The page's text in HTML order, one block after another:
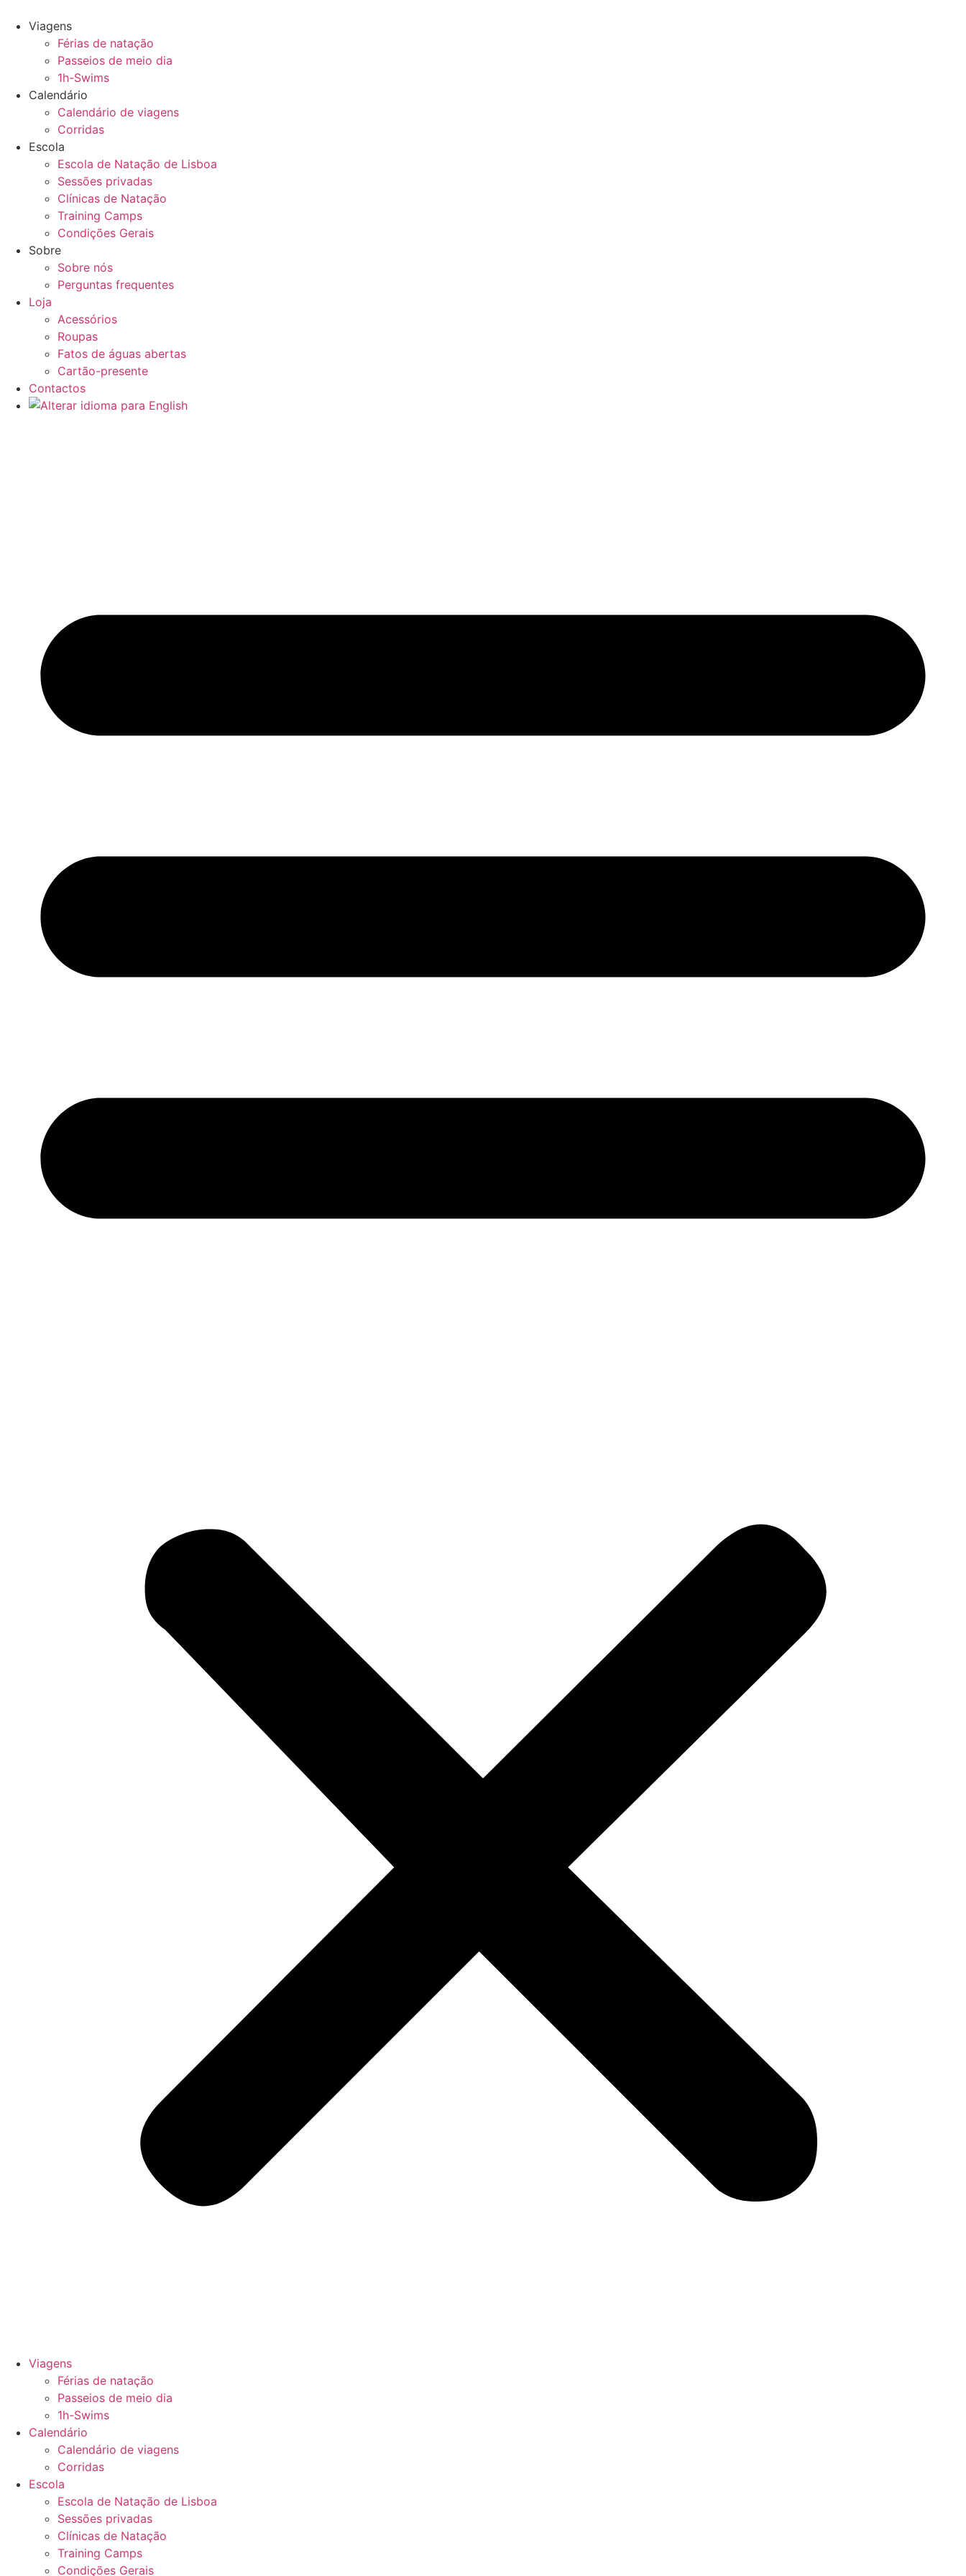
para
conteúdo
Viagens
Férias de natação
Passeios de meio dia
1h-Swims
Calendário
Calendário de viagens
Corridas
Escola
Escola de Natação de Lisboa
Sessões privadas
Clínicas de Natação
Training Camps
Condições Gerais
Sobre
Sobre nós
Perguntas frequentes
Loja
Acessórios
Roupas
Fatos de águas abertas
Cartão-presente
Contactos
Viagens
Férias de natação
Passeios de meio dia
1h-Swims
Calendário
Calendário de viagens
Corridas
Escola
Escola de Natação de Lisboa
Sessões privadas
Clínicas de Natação
Training Camps
Condições Gerais